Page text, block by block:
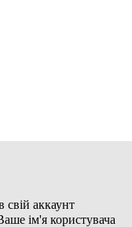
свій аккаунт
ім'я користувача